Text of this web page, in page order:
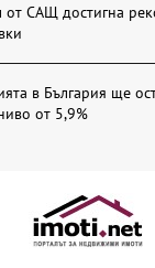
от САЩ достигна
в България ще
от 5,9%